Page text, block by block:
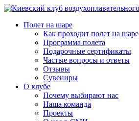
Полет на шаре
Как проходит полет на шаре
Программа полета
Подарочные сертификаты
Частые вопросы и ответы
Отзывы
Сувениры
О клубе
Почему выбирают нас
Наша команда
Проекты